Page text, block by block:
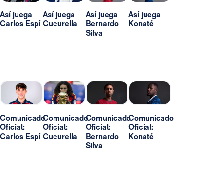
Así juega
Carlos Espí
Así juega
Cucurella
Así juega
Bernardo
Silva
Así juega
Konaté
Comunicado
Oficial:
Carlos Espí
Comunicado
Oficial:
Cucurella
Comunicado
Oficial:
Bernardo
Silva
Comunicado
Oficial:
Konaté